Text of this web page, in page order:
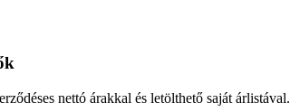
nettó árakkal és letölthető saját árlistával.